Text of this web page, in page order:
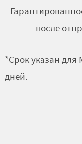
после
*Срок указан для
дней.